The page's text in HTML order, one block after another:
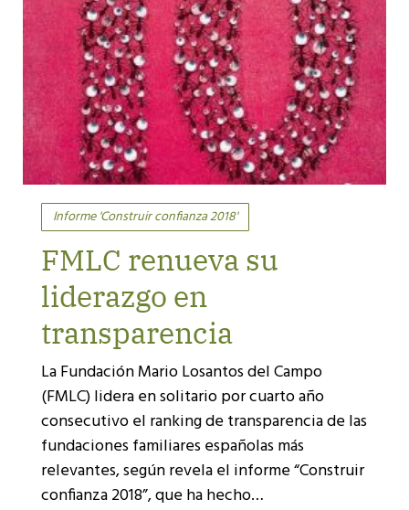
Informe 'Construir confianza 2018'
FMLC renueva su
liderazgo en
transparencia
La Fundación Mario Losantos del Campo
(FMLC) lidera en solitario por cuarto año
consecutivo el ranking de transparencia de las
fundaciones familiares españolas más
relevantes, según revela el informe “Construir
confianza 2018”, que ha hecho…